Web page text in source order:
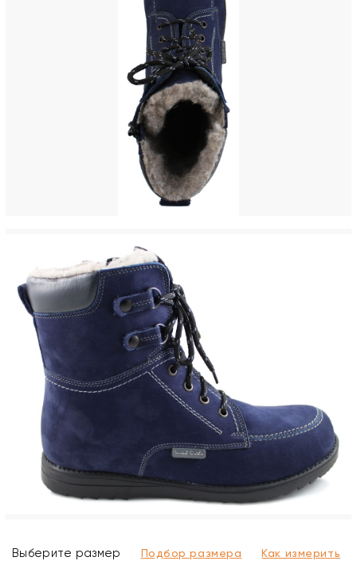
Выберите размер Подбор размера Как измерить